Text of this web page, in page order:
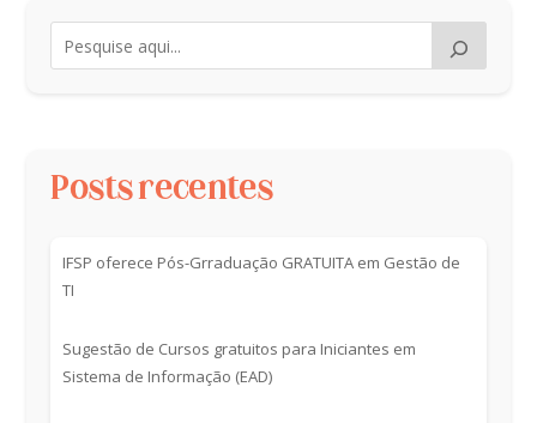
Posts recentes
IFSP oferece Pós-Grraduação GRATUITA em Gestão de
TI
Sugestão de Cursos gratuitos para Iniciantes em
Sistema de Informação (EAD)